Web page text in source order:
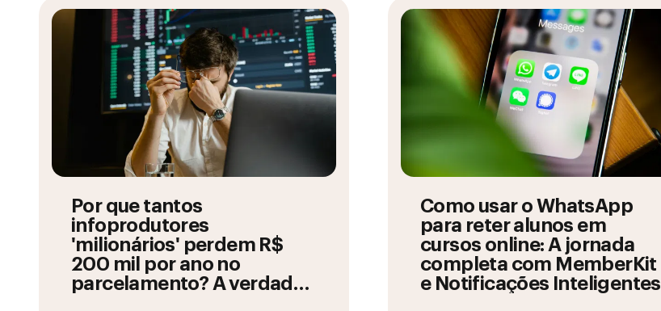
Por que tantos
infoprodutores
'milionários' perdem R$
200 mil por ano no
parcelamento? A verdade
Como usar o WhatsApp
para reter alunos em
cursos online: A jornada
completa com MemberKit
e Notificações Inteligentes